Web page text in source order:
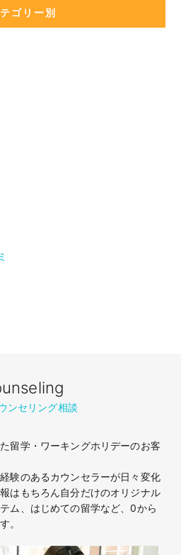
ゴリー別
ンセリング相談
留学・ワーキングホリデーのお客
験のあるカウンセラーが日々変化
はもちろん自分だけのオリジナル
ム、はじめての留学など、0から
。